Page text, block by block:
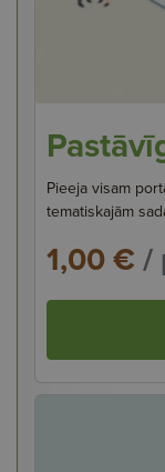
Pieeja visam
tematiskajām
1,00 € /